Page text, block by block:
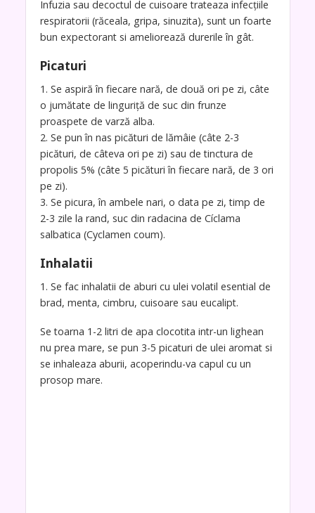
Infuzia sau decoctul de cuisoare trateaza infecţiile
respiratorii (răceala, gripa, sinuzita), sunt un foarte
bun expectorant si ameliorează durerile în gât.
Picaturi
1. Se aspiră în fiecare nară, de două ori pe zi, câte
o jumătate de linguriţă de suc din frunze
proaspete de varză alba.
2. Se pun în nas picături de lămâie (câte 2-3
picături, de câteva ori pe zi) sau de tinctura de
propolis 5% (câte 5 picături în fiecare nară, de 3 ori
pe zi).
3. Se picura, în ambele nari, o data pe zi, timp de
2-3 zile la rand, suc din radacina de Cíclama
salbatica (Cyclamen coum).
Inhalatii
1. Se fac inhalatii de aburi cu ulei volatil esential de
brad, menta, cimbru, cuisoare sau eucalipt.
Se toarna 1-2 litri de apa clocotita intr-un lighean
nu prea mare, se pun 3-5 picaturi de ulei aromat si
se inhaleaza aburii, acoperindu-va capul cu un
prosop mare.